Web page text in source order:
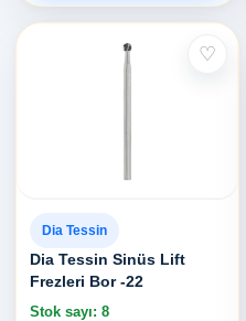
♡
Dia Tessin
Dia Tessin Sinüs Lift
Frezleri Bor -22
Stok sayı: 8